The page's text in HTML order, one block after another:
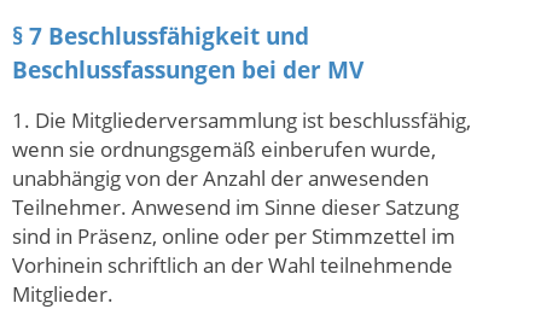
§ 7 Beschlussfähigkeit und
Beschlussfassungen bei der MV
1. Die Mitgliederversammlung ist beschlussfähig,
wenn sie ordnungsgemäß einberufen wurde,
unabhängig von der Anzahl der anwesenden
Teilnehmer. Anwesend im Sinne dieser Satzung
sind in Präsenz, online oder per Stimmzettel im
Vorhinein schriftlich an der Wahl teilnehmende
Mitglieder.